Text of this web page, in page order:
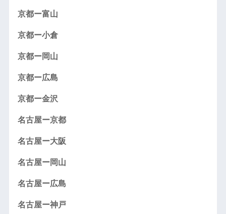
京都ー富山
京都ー小倉
京都ー岡山
京都ー広島
京都ー金沢
名古屋ー京都
名古屋ー大阪
名古屋ー岡山
名古屋ー広島
名古屋ー神戸